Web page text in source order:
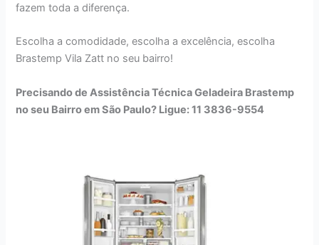
fazem toda a diferença.
Escolha a comodidade, escolha a excelência, escolha
Brastemp Vila Zatt no seu bairro!
Precisando de Assistência Técnica Geladeira Brastemp
no seu Bairro em São Paulo? Ligue: 11 3836-9554